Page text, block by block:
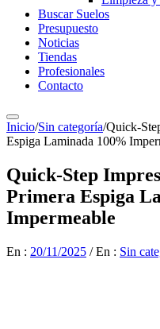
Buscar Suelos
Presupuesto
Noticias
Tiendas
Profesionales
Contacto
Inicio/Sin categoría/Quick-
Espiga Laminada 100%
Quick-Step
Primera Espiga
Impermeable
En : 20/11/2025 /En : Sin